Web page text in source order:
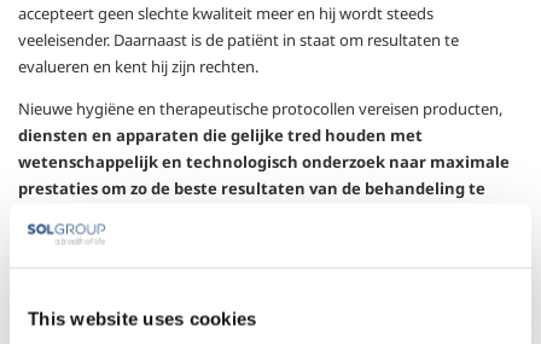
This website uses cookies
accepteert geen slechte kwaliteit meer en hij wordt steeds
veeleisender. Daarnaast is de patiënt in staat om resultaten te
evalueren en kent hij zijn rechten.
Nieuwe hygiëne en therapeutische protocollen vereisen producten,
diensten en apparaten die gelijke tred houden met
wetenschappelijk en technologisch onderzoek naar maximale
prestaties om zo de beste resultaten van de behandeling te
aan een specifieke klant - de patiënt – en ze moet haar "non-core”